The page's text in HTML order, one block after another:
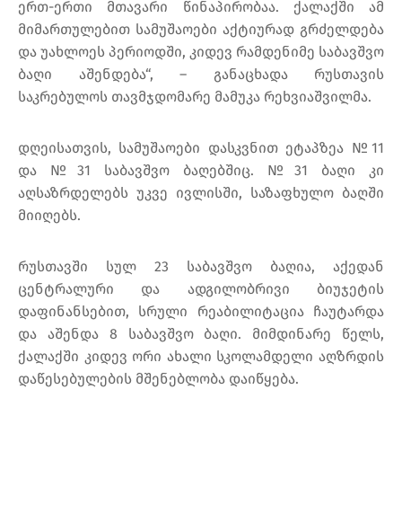
ერთ-ერთი მთავარი წინაპირობაა. ქალაქში ამ
მიმართულებით სამუშაოები აქტიურად გრძელდება
და უახლოეს პერიოდში, კიდევ რამდენიმე საბავშვო
ბაღი აშენდება“, – განაცხადა რუსთავის
საკრებულოს თავმჯდომარე მამუკა რეხვიაშვილმა.
დღეისათვის, სამუშაოები დასკვნით ეტაპზეა №11
და №31 საბავშვო ბაღებშიც. №31 ბაღი კი
აღსაზრდელებს უკვე ივლისში, საზაფხულო ბაღში
მიიღებს.
რუსთავში სულ 23 საბავშვო ბაღია, აქედან
ცენტრალური და ადგილობრივი ბიუჯეტის
დაფინანსებით, სრული რეაბილიტაცია ჩაუტარდა
და აშენდა 8 საბავშვო ბაღი. მიმდინარე წელს,
ქალაქში კიდევ ორი ახალი სკოლამდელი აღზრდის
დაწესებულების მშენებლობა დაიწყება.